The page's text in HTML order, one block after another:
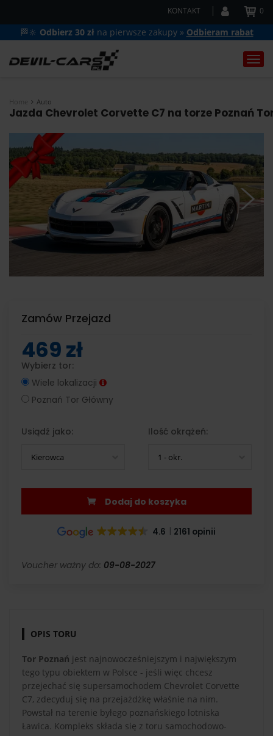
KONTAKT 0
🏁🔆 Odbierz 30 zł na pierwsze zakupy » Odbieram rabat
Home Auto
Jazda Chevrolet Corvette C7 na torze Poznań
Zamów Przejazd
469 zł
Wybierz tor:
Wiele lokalizacji
Poznań Tor Główny
Usiądź jako:
Kierowca
Ilość okrążeń:
1 - okr.
Dodaj do koszyka
4.6 2161 opinii
Voucher ważny do: 09-08-2027
OPIS TORU
Tor Poznań jest najnowocześniejszym i największym
tego typu obiektem w Polsce - jeśli więc chcesz
przejechać się supersamochodem Chevrolet Corvette
C7, zdecyduj się na przejażdżkę właśnie na nim.
Powstał na terenie byłego poznańskiego lotniska
Ławica. Kompleks składa się z toru samochodowo-